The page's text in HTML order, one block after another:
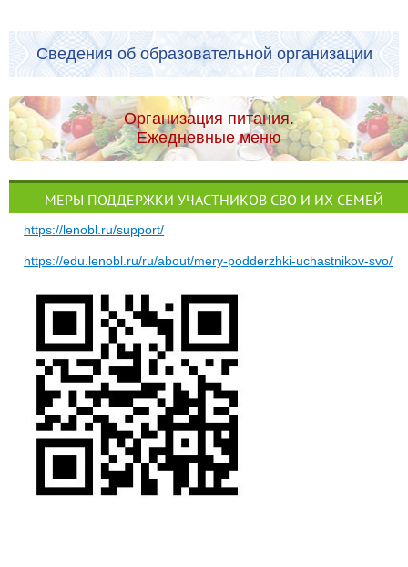
Сведения об образовательной организации
Организация питания.
Ежедневные меню
МЕРЫ ПОДДЕРЖКИ УЧАСТНИКОВ СВО И ИХ СЕМЕЙ
https://lenobl.ru/support/
https://edu.lenobl.ru/ru/about/mery-podderzhki-uchastnikov-svo/